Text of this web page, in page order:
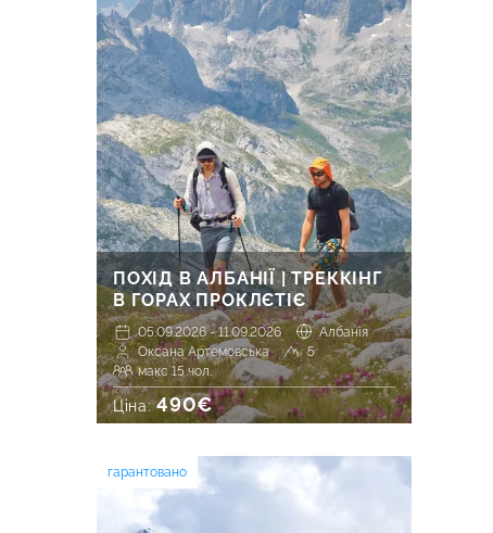
ПОХІД В АЛБАНІЇ | ТРЕККІНГ
В ГОРАХ ПРОКЛЄТІЄ
05.09.2026 - 11.09.2026
Албанія
Оксана Артемовська
5
макс 15 чол.
Ціна:490€
гарантовано